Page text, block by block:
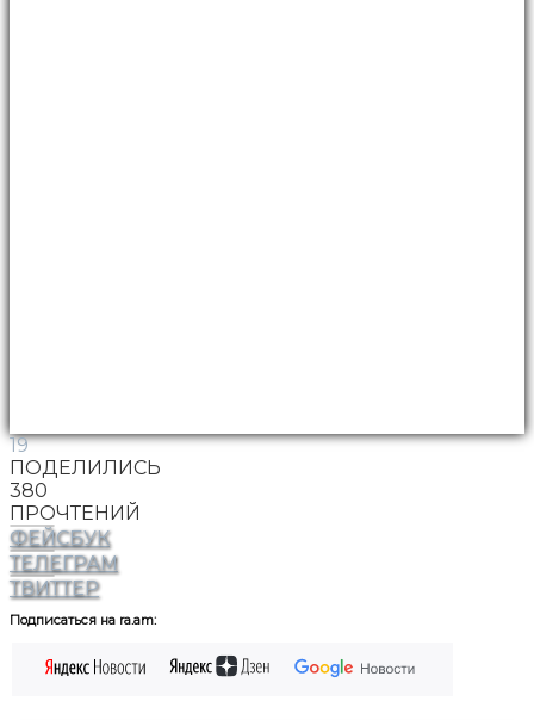
19
ПОДЕЛИЛИСЬ
380
ПРОЧТЕНИЙ
ФЕЙСБУК
ТЕЛЕГРАМ
ТВИТТЕР
Подписаться на ra.am: